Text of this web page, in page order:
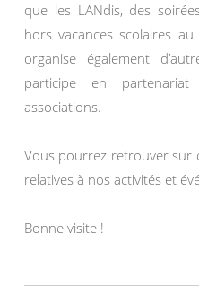
que les LANdis, des
hors vacances scolaires au
organise également
participe en partenariat
associations.
Vous pourrez retrouver sur
relatives à nos activités et
Bonne visite !